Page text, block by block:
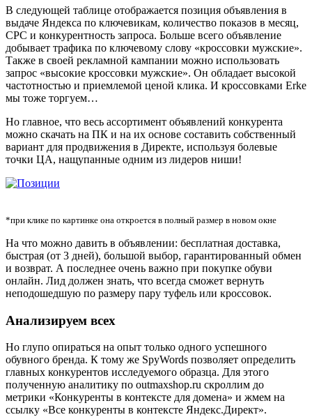
В следующей таблице отображается позиция объявления в
выдаче Яндекса по ключевикам, количество показов в месяц,
CPC и конкурентность запроса. Больше всего объявление
добывает трафика по ключевому слову «кроссовки мужские».
Также в своей рекламной кампании можно использовать
запрос «высокие кроссовки мужские». Он обладает высокой
частотностью и приемлемой ценой клика. И кроссовками Erke
мы тоже торгуем…
Но главное, что весь ассортимент объявлений конкурента
можно скачать на ПК и на их основе составить собственный
вариант для продвижения в Директе, используя болевые
точки ЦА, нащупанные одним из лидеров ниши!
*при клике по картинке она откроется в полный размер в новом окне
На что можно давить в объявлении: бесплатная доставка,
быстрая (от 3 дней), большой выбор, гарантированный обмен
и возврат. А последнее очень важно при покупке обуви
онлайн. Лид должен знать, что всегда сможет вернуть
неподошедшую по размеру пару туфель или кроссовок.
Анализируем всех
Но глупо опираться на опыт только одного успешного
обувного бренда. К тому же SpyWords позволяет определить
главных конкурентов исследуемого образца. Для этого
полученную аналитику по outmaxshop.ru скроллим до
метрики «Конкуренты в контексте для домена» и жмем на
ссылку «Все конкуренты в контексте Яндекс.Директ».